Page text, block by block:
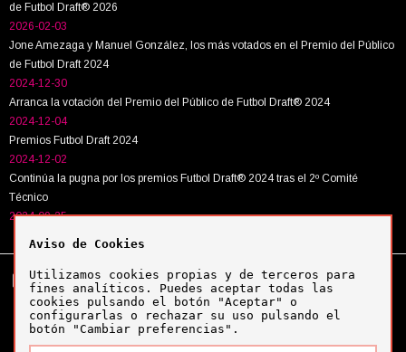
de Futbol Draft® 2026
2026-02-03
Jone Amezaga y Manuel González, los más votados en el Premio del Público
de Futbol Draft 2024
2024-12-30
Arranca la votación del Premio del Público de Futbol Draft® 2024
2024-12-04
Premios Futbol Draft 2024
2024-12-02
Continúa la pugna por los premios Futbol Draft® 2024 tras el 2º Comité
Técnico
2024-09-25
Tel: +34 943 63 40 63
Política de cookies
Política de privacidad
Aviso legal
Aviso de Cookies
Utilizamos cookies propias y de terceros para
fines analíticos. Puedes aceptar todas las
cookies pulsando el botón "Aceptar" o
configurarlas o rechazar su uso pulsando el
botón "Cambiar preferencias".